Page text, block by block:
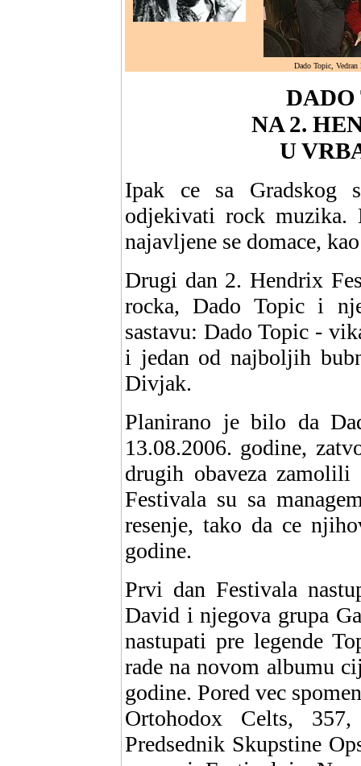
Dado Topic,
NA 2.
U
Ipak ce sa Gradskog
odjekivati rock muzika.
najavljene se domace,
Drugi dan 2. Hendrix
rocka, Dado Topic i
sastavu: Dado Topic -
i jedan od najboljih
Divjak.
Planirano je bilo da
13.08.2006. godine,
drugih obaveza
Festivala su sa
resenje, tako da ce
godine.
Prvi dan Festivala
David i njegova grupa
nastupati pre legende
rade na novom albumu
godine. Pored vec
Ortohodox Celts,
Predsednik Skupstine